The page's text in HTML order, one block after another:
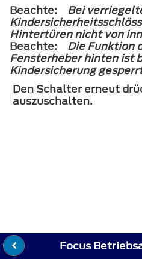
Beachte:
Bei
Hintertüren nicht von
Beachte:
Die Funktion
Fensterheber hinten ist
Kindersicherung
Den Schalter erneut
auszuschalten.
Focus